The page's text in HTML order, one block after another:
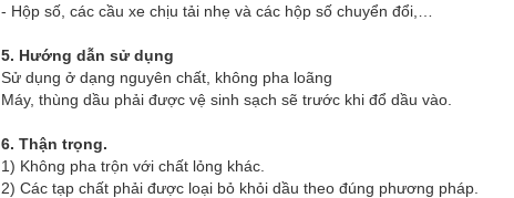
- Hộp số, các cầu xe chịu tải nhẹ và các hộp số chuyển đổi,…
5. Hướng dẫn sử dụng
Sử dụng ở dạng nguyên chất, không pha loãng
Máy, thùng dầu phải được vệ sinh sạch sẽ trước khi đổ dầu vào.
6. Thận trọng.
1) Không pha trộn với chất lỏng khác.
2) Các tạp chất phải được loại bỏ khỏi dầu theo đúng phương pháp.